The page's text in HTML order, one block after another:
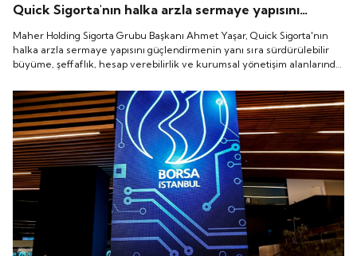
Quick Sigorta'nın halka arzla sermaye yapısını
güçlendirmenin yanı sıra sürdürülebilir büyüme,
şeffaflık, hesap verebilirlik ve kurumsal yönetişim
alanlarında yeni bir döneme girdiğini belirtti.
Maher Holding Sigorta Grubu Başkanı Ahmet Yaşar, Quick Sigorta'nın
halka arzla sermaye yapısını güçlendirmenin yanı sıra sürdürülebilir
büyüme, şeffaflık, hesap verebilirlik ve kurumsal yönetişim alanlarında